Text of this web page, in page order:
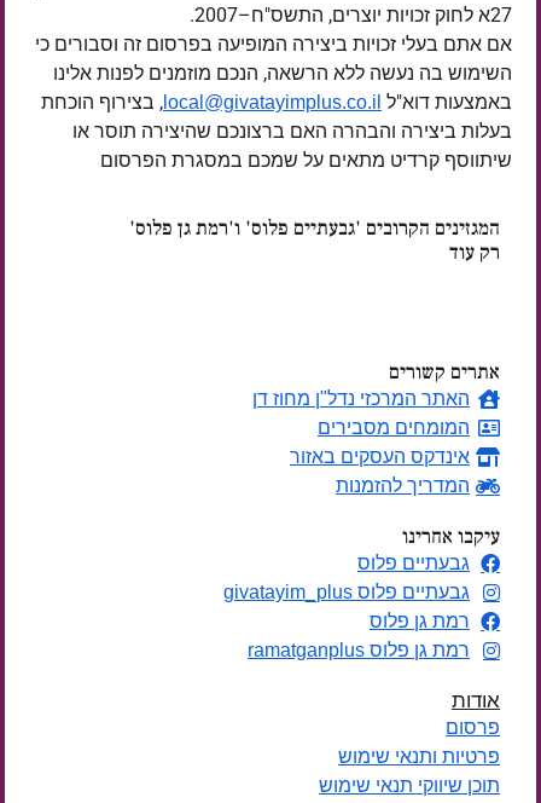
27א לחוק זכויות יוצרים, התשס"ח–2007.
אם אתם בעלי זכויות ביצירה המופיעה בפרסום זה וסבורים כי
השימוש בה נעשה ללא הרשאה, הנכם מוזמנים לפנות אלינו
באמצעות דוא"ל local@givatayimplus.co.il , בצירוף הוכחת
בעלות ביצירה והבהרה האם ברצונכם שהיצירה תוסר או
שיתווסף קרדיט מתאים על שמכם במסגרת הפרסום
המגזינים הקרובים 'גבעתיים פלוס' ו'רמת גן פלוס'
רק עוד
אתרים קשורים
האתר המרכזי נדל"ן מחוז דן
המומחים מסבירים
אינדקס העסקים באזור
המדריך להזמנות
עיקבו אחרינו
גבעתיים פלוס
גבעתיים פלוס givatayim_plus
רמת גן פלוס
רמת גן פלוס ramatganplus
אודות
פרסום
פרטיות ותנאי שימוש
תוכן שיווקי תנאי שימוש